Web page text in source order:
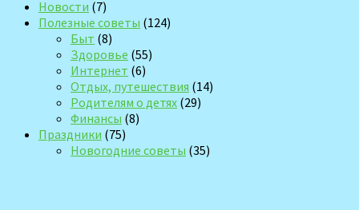
Новости (7)
Полезные советы (124)
Быт (8)
Здоровье (55)
Интернет (6)
Отдых, путешествия (14)
Родителям о детях (29)
Финансы (8)
Праздники (75)
Новогодние советы (35)